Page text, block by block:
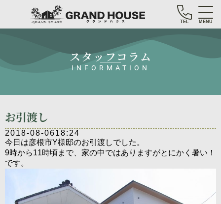
TEL MENU
スタッフコラム
INFORMATION
お引渡し
2018-08-0618:24
今日は彦根市Y様邸のお引渡しでした。
9時から11時頃まで、家の中ではありますがとにかく暑い！
です。